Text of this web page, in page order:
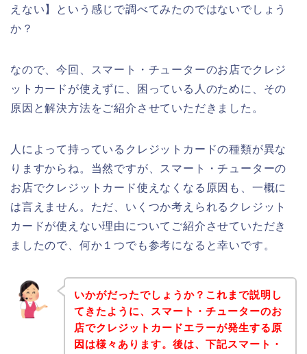
えない】という感じで調べてみたのではないでしょう
か？
なので、今回、スマート・チューターのお店でクレジ
ットカードが使えずに、困っている人のために、その
原因と解決方法をご紹介させていただきました。
人によって持っているクレジットカードの種類が異な
りますからね。当然ですが、スマート・チューターの
お店でクレジットカード使えなくなる原因も、一概に
は言えません。ただ、いくつか考えられるクレジット
カードが使えない理由についてご紹介させていただき
ましたので、何か１つでも参考になると幸いです。
いかがだったでしょうか？これまで説明し
てきたように、スマート・チューターのお
店でクレジットカードエラーが発生する原
因は様々あります。後は、下記スマート・